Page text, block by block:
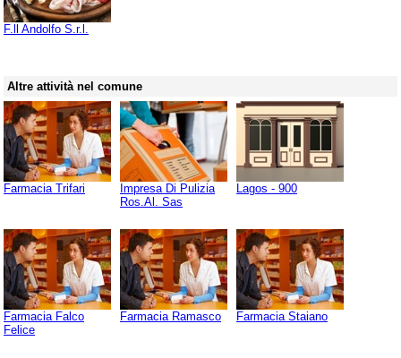
F.ll Andolfo S.r.l.
Altre attività nel comune
Farmacia Trifari
Impresa Di Pulizia
Ros.Al. Sas
Lagos - 900
Farmacia Falco
Felice
Farmacia Ramasco Farmacia Staiano